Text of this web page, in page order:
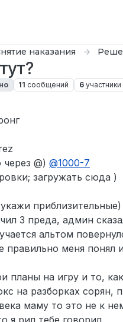
наказания
11 сообщений 6 участники
@) @1000-7
загружать сюда )
приблизительные)
3 преда, админ
альтом
правильно меня понял
планы на игру и то,
на разборках сорян,
маму то это не к